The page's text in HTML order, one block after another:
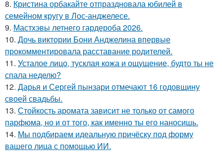
8. Кристина орбакайте отпраздновала юбилей в
семейном кругу в Лос-анджелесе.
9. Мастхэвы летнего гардероба 2026.
10. Дочь виктории Бони Анджелина впервые
прокомментировала расставание родителей.
11. Усталое лицо, тусклая кожа и ощущение, будто ты не
спала неделю?
12. Дарья и Сергей пынзари отмечают 16 годовщину
своей свадьбы.
13. Стойкость аромата зависит не только от самого
парфюма, но и от того, как именно ты его наносишь.
14. Мы подбираем идеальную причёску под форму
вашего лица с помощью ИИ.